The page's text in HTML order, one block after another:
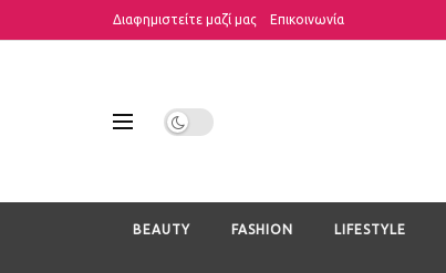
Διαφημιστείτε μαζί μας Επικοινωνία
BEAUTY FASHION LIFESTYLE